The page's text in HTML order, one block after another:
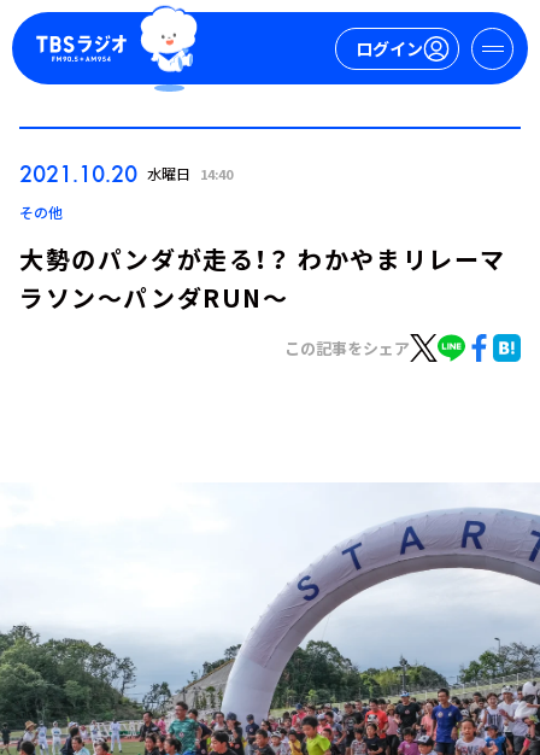
ログイン
会社情報
2021.10.20 水曜日 14:40
その他
大勢のパンダが走る！？ わかやまリレーマ
ラソン～パンダRUN～
この記事をシェア